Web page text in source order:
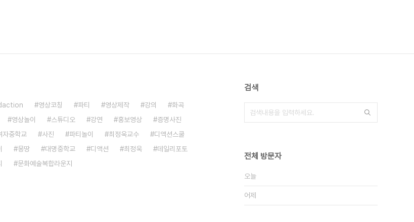
영상코칭 파티 영상제작 강의
화곡
영상놀이 스튜디오 강연 홍보영상
증명사진
자중학교 사진 파티놀이 최정욱교수
디액션스쿨
몽땅 대명중학교 디액션 최정욱
데일리포토
문화예술복합라운지
검색
전체 방문자
오늘
어제